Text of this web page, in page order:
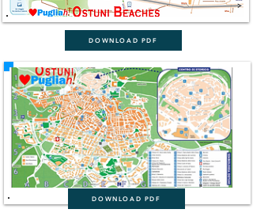
DOWNLOAD PDF
DOWNLOAD PDF